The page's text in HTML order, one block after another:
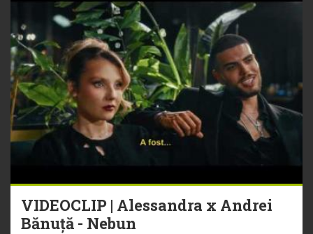
VIDEOCLIP | Alessandra x Andrei
Bănuță - Nebun